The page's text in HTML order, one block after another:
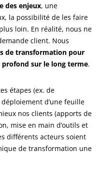
des enjeux, une
la possibilité de les faire
loin. En réalité, nous ne
client. Nous
de transformation pour
sur le long terme.
étapes (ex. de
d’une feuille
nos clients (apports de
mise en main d’outils et
différents acteurs soient
de transformation une